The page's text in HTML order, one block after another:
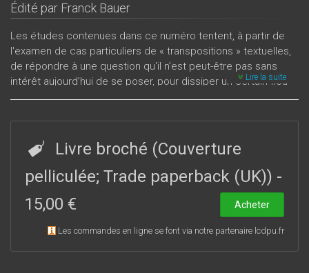
Édité par Franck Bauer
Les études contenues dans ce numéro tentent, à partir de
l'examen de cas particuliers de « transpositions » textuelles,
de répondre à une question qu'il n’est peut-être pas sans
intérêt aujourd’hui de se poser, pour dissiper un certain flou
terminologique et redéfinir certains enjeux culturels, et que
qu’il n’y a pas « réécriture » ? La double contrainte de la
similitude et de la différence rend cette opération
particulièrement délicate à appréhender de façon
rigoureuse. Une fois en effet que l’on s’est assuré que le
coefficient de ressemblance entre le texte et sa « source »
est suffisamment élevé pour que l’identification de celle-ci
comme matrice textuelle ne fasse aucun doute, reste à
établir que le texte d’arrivée offre par rapport au texte de
Lire la suite
Livre broché (Couverture
pelliculée; Trade paperback (UK)) -
15,00 €
Acheter
Les commandes en ligne se font via notre partenaire lcdpu.fr